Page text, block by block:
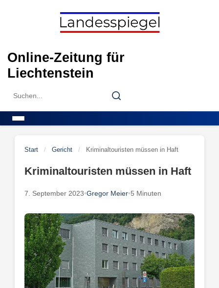
Online-Zeitung für
Liechtenstein
Search
Search
Start / Gericht / Kriminaltouristen müssen in Haft
Kriminaltouristen müssen in Haft
7. September 2023•Gregor Meier•5 Minuten